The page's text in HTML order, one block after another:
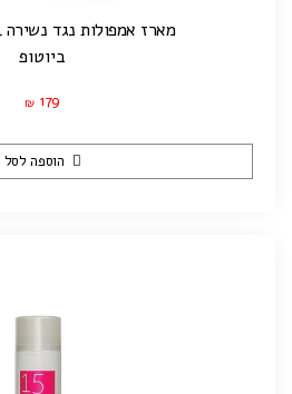
מארז אמפולות נגד נשירה 04 | 6 יחידות
ביוטופ
₪ 179
הוספה לסל